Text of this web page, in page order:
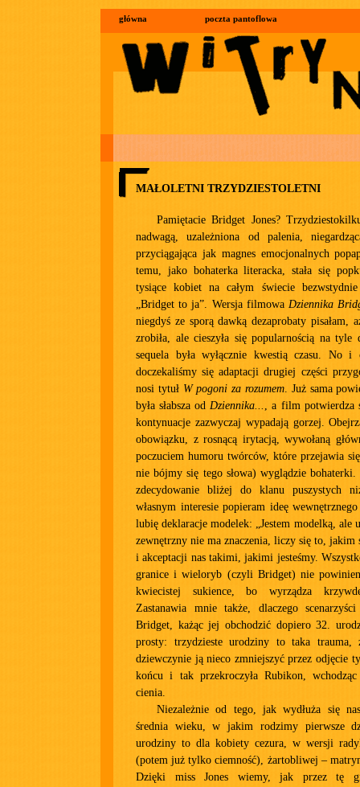
główna poczta pantoflowa
MAŁOLETNI TRZYDZIESTOLETNI
Pamiętacie Bridget Jones?
nadwagą, uzależniona od palenia,
przyciągająca jak magnes emocjonalnych
temu, jako bohaterka literacka, stała się
tysiące kobiet na całym świecie
„Bridget to ja”. Wersja filmowaDziennika
niegdyś ze sporą dawką dezaprobaty pisałam,
zrobiła, ale cieszyła się popularnością na tyle
sequela była wyłącznie kwestią czasu. No i
doczekaliśmy się adaptacji drugiej części
nosi tytuł W pogoni za rozumem. Już sama
była słabsza odDziennika... , a film potwierdza
kontynuacje zazwyczaj wypadają gorzej.
obowiązku, z rosnącą irytacją, wywołaną
poczuciem humoru twórców, które przejawia
nie bójmy się tego słowa) wyglądzie bohaterki.
zdecydowanie bliżej do klanu puszystych
własnym interesie popieram ideę wewnętrznego
lubię deklaracje modelek: „Jestem modelką, ale
zewnętrzny nie ma znaczenia, liczy się to, jakim
i akceptacji nas takimi, jakimi jesteśmy.
granice i wieloryb (czyli Bridget) nie
kwiecistej sukience, bo wyrządza
Zastanawia mnie także, dlaczego
Bridget, każąc jej obchodzić dopiero 32.
prosty: trzydzieste urodziny to taka trauma,
dziewczynie ją nieco zmniejszyć przez odjęcie
końcu i tak przekroczyła Rubikon,
cienia.
Niezależnie od tego, jak wydłuża się
średnia wieku, w jakim rodzimy pierwsze
urodziny to dla kobiety cezura, w wersji
(potem już tylko ciemność), żartobliwej –
Dzięki miss Jones wiemy, jak przez tę